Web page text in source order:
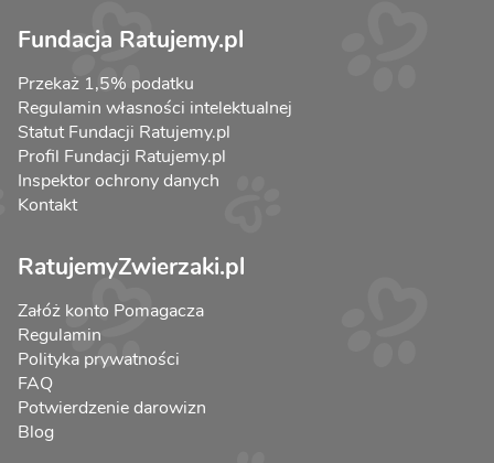
Fundacja Ratujemy.pl
Przekaż 1,5% podatku
Regulamin własności intelektualnej
Statut Fundacji Ratujemy.pl
Profil Fundacji Ratujemy.pl
Inspektor ochrony danych
Kontakt
RatujemyZwierzaki.pl
Załóż konto Pomagacza
Regulamin
Polityka prywatności
FAQ
Potwierdzenie darowizn
Blog